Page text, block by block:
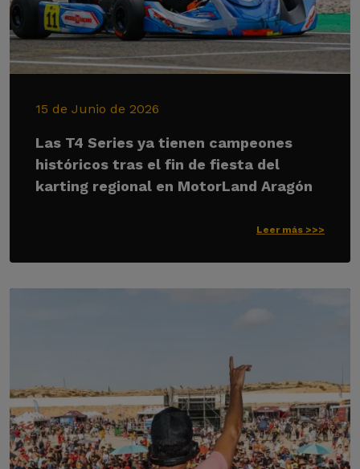
15 de Junio de 2026
Las T4 Series ya tienen campeones
históricos tras el fin de fiesta del
karting regional en MotorLand Aragón
Leer más >>>